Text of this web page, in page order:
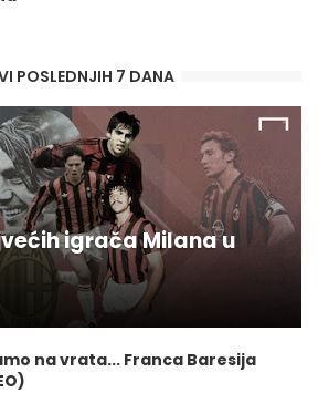
POSLEDNJIH 7 DANA
igrača Milana u
na vrata... Franca Baresija